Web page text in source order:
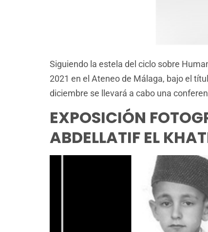
Siguiendo la estela del ciclo sobre
2021 en el Ateneo de Málaga, bajo el
diciembre se llevará a cabo una
EXPOSICIÓN
ABDELLATIF EL